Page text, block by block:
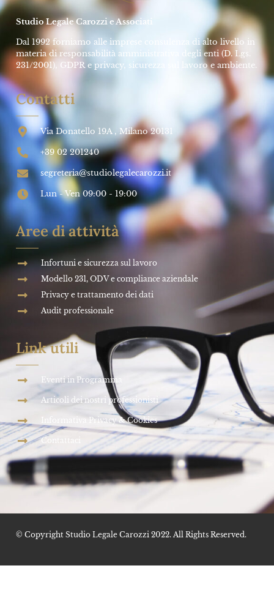
Studio Legale Carozzi e Associati
Dal 1992 forniamo alle imprese consulenza di alto livello in
materia di responsabilità amministrativa degli enti (D. Lgs.
231/2001), GDPR e privacy, sicurezza sul lavoro e ambiente.
Contatti
Via Donatello 19A , Milano 20131
+39 02 201240
segreteria@studiolegalecarozzi.it
Lun - Ven 09:00 - 19:00
Aree di attività
Infortuni e sicurezza sul lavoro
Modello 231, ODV e compliance aziendale
Privacy e trattamento dei dati
Audit professionale
Link utili
Eventi in Programma
Articoli dei nostri professionisti
Informativa Privacy & Cookies
Contattaci
© Copyright Studio Legale Carozzi 2022. All Rights Reserved.